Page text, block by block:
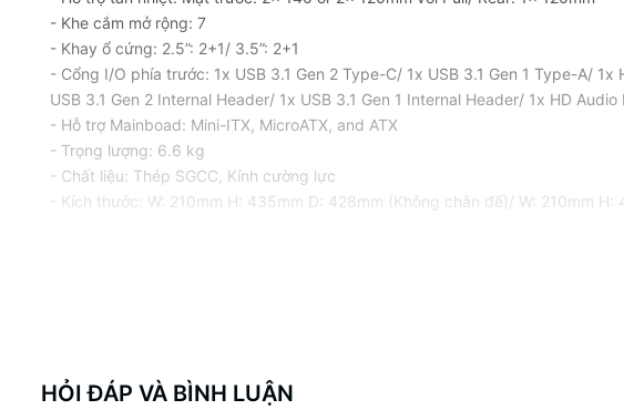
- Khe cắm mở rộng: 7
- Khay ổ cứng: 2.5”: 2+1/ 3.5”: 2+1
- Cổng I/O phía trước: 1x USB 3.1 Gen 2 Type-C/ 1x USB 3.1 Gen 1 Type-A/
USB 3.1 Gen 2 Internal Header/ 1x USB 3.1 Gen 1 Internal Header/ 1x HD Audio
- Hỗ trợ Mainboad: Mini-ITX, MicroATX, and ATX
- Trọng lượng: 6.6 kg
- Chất liệu: Thép SGCC, Kính cường lực
- Kích thước: W: 210mm H: 435mm D: 428mm (Không chân đế)/ W: 210mm
HỎI ĐÁP VÀ BÌNH LUẬN